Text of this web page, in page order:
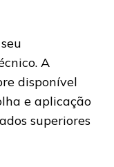
A
disponível
e aplicação
superiores